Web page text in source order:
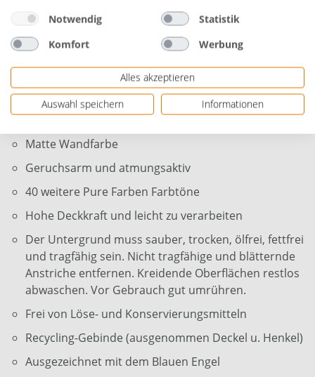
Nassabriebsbeständigkeit: Klasse 3
(waschbeständig)
Farbton: eisblau
Inhalt: 2,5 Liter
Matte Wandfarbe
Geruchsarm und atmungsaktiv
40 weitere Pure Farben Farbtöne
Hohe Deckkraft und leicht zu verarbeiten
Der Untergrund muss sauber, trocken, ölfrei, fettfrei
und tragfähig sein. Nicht tragfähige und blätternde
Anstriche entfernen. Kreidende Oberflächen restlos
abwaschen. Vor Gebrauch gut umrühren.
Frei von Löse- und Konservierungsmitteln
Recycling-Gebinde (ausgenommen Deckel u. Henkel)
Ausgezeichnet mit dem Blauen Engel
Notwendig
Statistik
Komfort
Werbung
Alles akzeptieren
Auswahl speichern
Informationen